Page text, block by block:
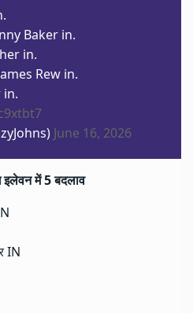
Baker in.
in.
Rew in.
in.
June 16, 2026
में 5 बदलाव
IN